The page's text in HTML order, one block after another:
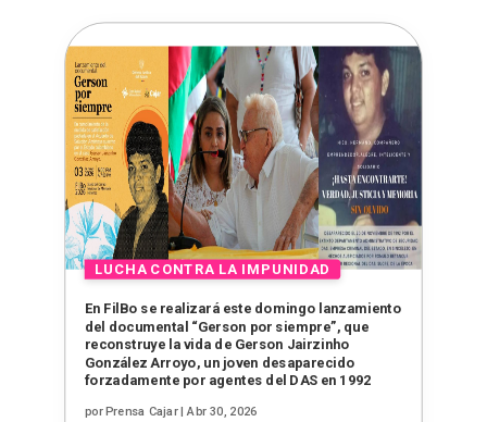
En FilBo se realizará este domingo lanzamiento
del documental “Gerson por siempre”, que
reconstruye la vida de Gerson Jairzinho
González Arroyo, un joven desaparecido
forzadamente por agentes del DAS en 1992
porPrensa Cajar|Abr 30, 2026